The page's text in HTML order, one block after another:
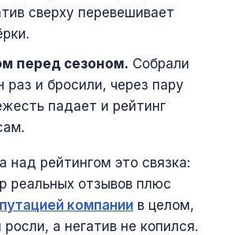
сверху перевешивает
перед сезоном. Собрали
раз и бросили, через пару
падает и рейтинг
над рейтингом это связка:
реальных отзывов плюс
компании в целом,
росли, а негатив не копился.